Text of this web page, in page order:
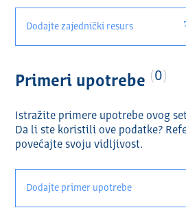
Dodajte zajednički resurs
Primeri upotrebe 0
Istražite primere upotrebe ovog
Da li ste koristili ove podatke?
povećajte svoju vidlјivost.
Dodajte primer upotrebe